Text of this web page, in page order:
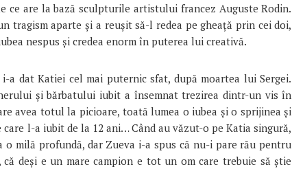
ce are la bază sculpturile artistului francez Auguste Rodin.
tragism aparte și a reușit să-l redea pe gheață prin cei doi,
nespus și credea enorm în puterea lui creativă.
a dat Katiei cel mai puternic sfat, după moartea lui Sergei.
și bărbatului iubit a însemnat trezirea dintr-un vis în
avea totul la picioare, toată lumea o iubea și o sprijinea și
l-a iubit de la 12 ani… Când au văzut-o pe Katia singură,
milă profundă, dar Zueva i-a spus că nu-i pare rău pentru
deși e un mare campion e tot un om care trebuie să știe